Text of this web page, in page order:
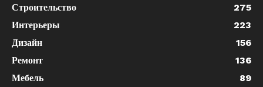
Строительство
275
Интерьеры
223
Дизайн
156
Ремонт
136
Мебель
89